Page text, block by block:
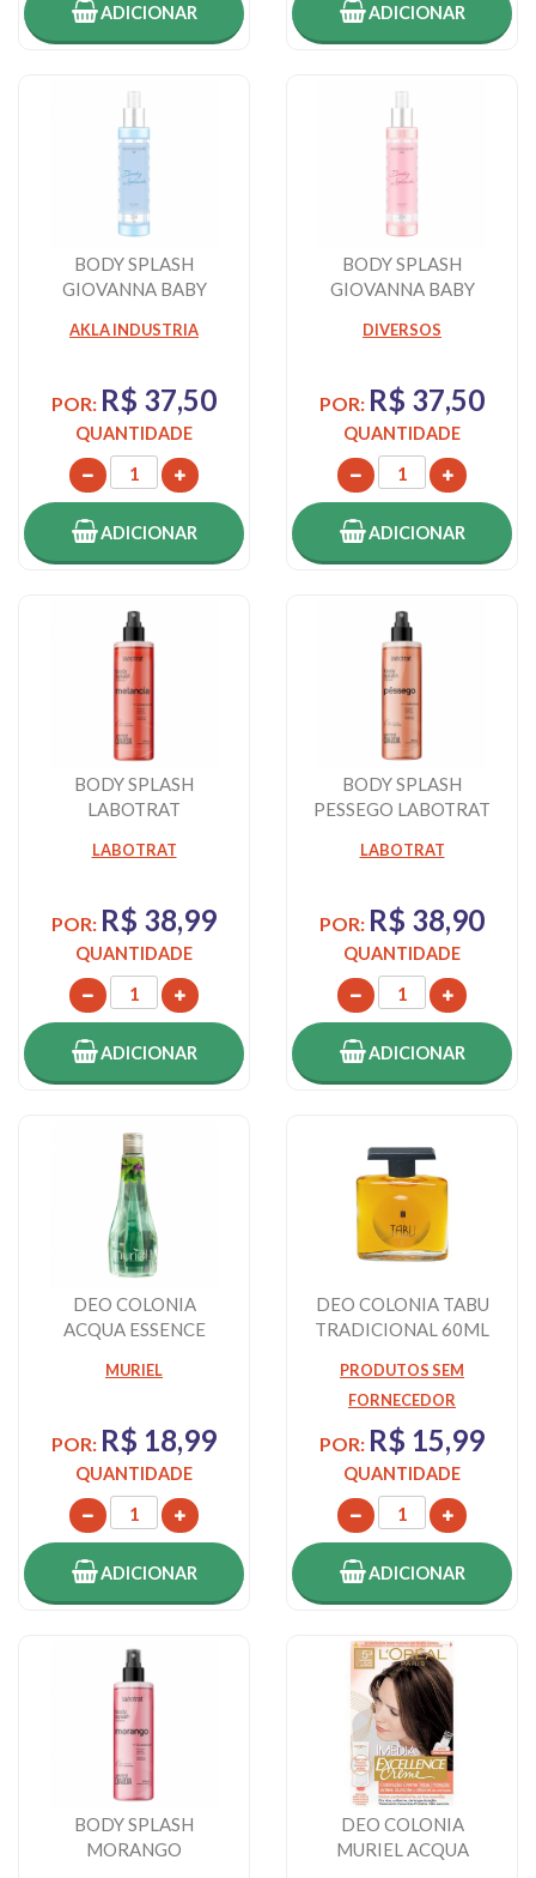
ADICIONAR ADICIONAR
BODY SPLASH
GIOVANNA BABY
AKLA INDUSTRIA
POR: R$ 37,50
QUANTIDADE
ADICIONAR
BODY SPLASH
GIOVANNA BABY
DIVERSOS
POR: R$ 37,50
QUANTIDADE
ADICIONAR
BODY SPLASH
LABOTRAT
LABOTRAT
POR: R$ 38,99
QUANTIDADE
ADICIONAR
BODY SPLASH
PESSEGO LABOTRAT
LABOTRAT
POR: R$ 38,90
QUANTIDADE
ADICIONAR
DEO COLONIA
ACQUA ESSENCE
250ML
MURIEL
POR: R$ 18,99
QUANTIDADE
ADICIONAR
DEO COLONIA TABU
TRADICIONAL 60ML
PRODUTOS SEM
FORNECEDOR
POR: R$ 15,99
QUANTIDADE
ADICIONAR
BODY SPLASH
MORANGO
DEO COLONIA
MURIEL ACQUA